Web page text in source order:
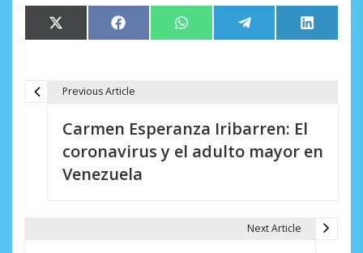
Compartir
en
X
(Twitter)
Compartir
en
Facebook Compartir
en
WhatsApp Compartir
en
Telegram
en
LinkedIn
Previous Article
Carmen Esperanza Iribarren: El
coronavirus y el adulto mayor en
Venezuela
Next Article